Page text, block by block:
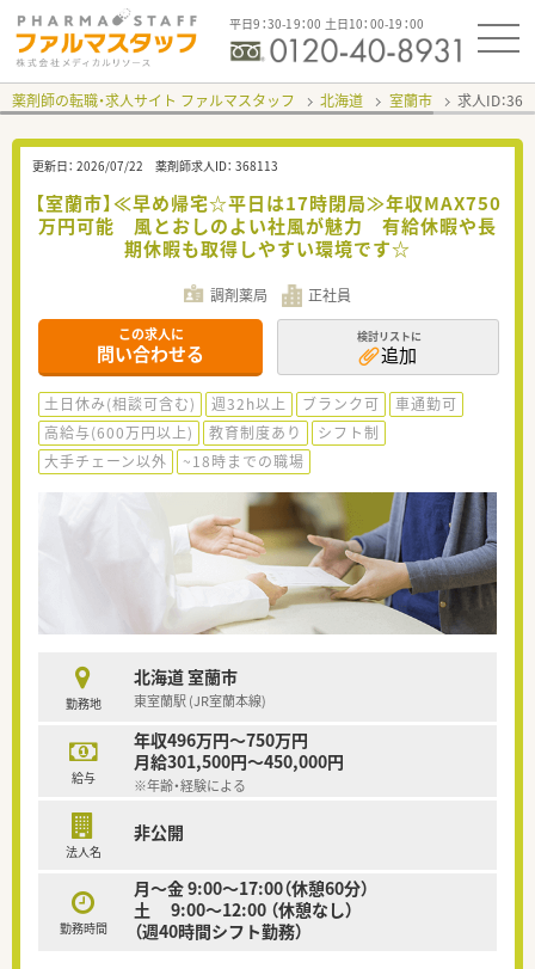
平日9：30-19：00 土日10：00-19：00
薬剤師の転職・求人サイト ファルマスタッフ 北海道 室蘭市 求人ID：
更新日： 2026/07/22 薬剤師求人ID： 368113
【室蘭市】≪早め帰宅☆平日は17時閉局≫年収MAX750
万円可能 風とおしのよい社風が魅力 有給休暇や長
期休暇も取得しやすい環境です☆
調剤薬局 正社員
この求人に
問い合わせる
検討リストに
追加
土日休み(相談可含む) 週32h以上 ブランク可
車通勤可
高給与(600万円以上)
教育制度あり
シフト制
大手チェーン以外
~18時までの職場
勤務地
北海道 室蘭市
東室蘭駅 (JR室蘭本線)
給与
年収496万円～750万円
月給301,500円～450,000円
※年齢・経験による
法人名
非公開
勤務時間
月～金 9:00～17:00（休憩60分）
土 9:00～12:00 （休憩なし）
（週40時間シフト勤務）